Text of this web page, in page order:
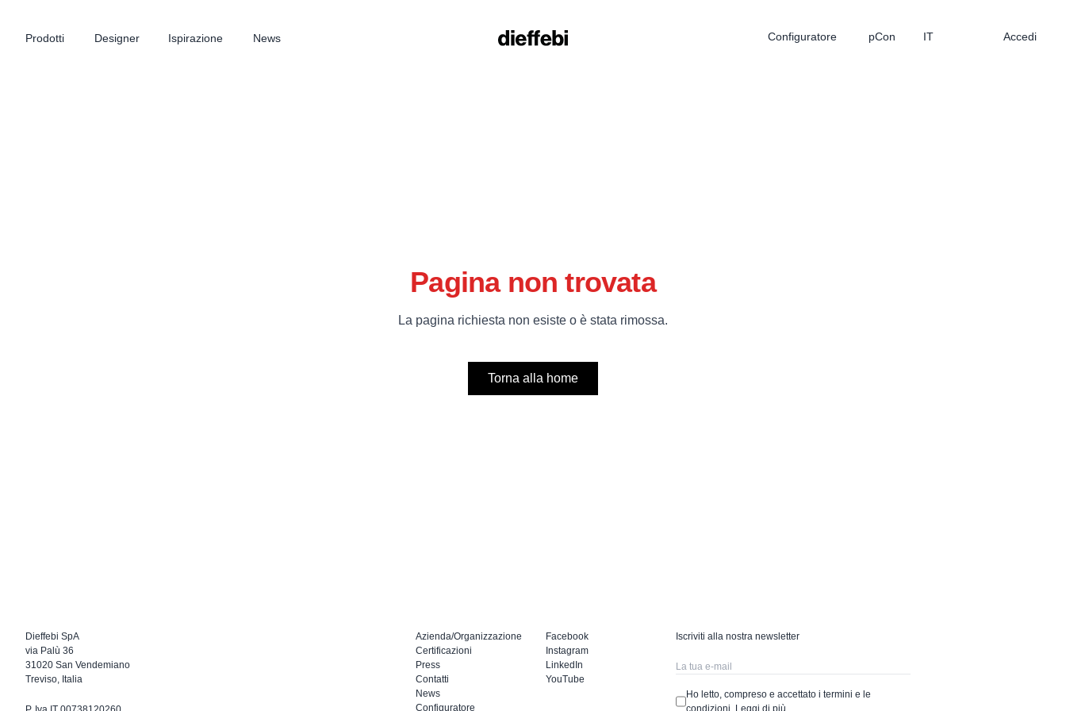
Prodotti Designer Ispirazione News Configuratore pCon IT Accedi
Pagina non trovata
La pagina richiesta non esiste o è stata rimossa.
Torna alla home
Dieffebi SpA
via Palù 36
31020 San Vendemiano
Treviso, Italia
Azienda/Organizzazione
Certificazioni
Press
Contatti
News
Configuratore
Facebook
Instagram
LinkedIn
YouTube
Iscriviti alla nostra newsletter
Ho letto, compreso e accettato i termini e le
condizioni.
Leggi di più